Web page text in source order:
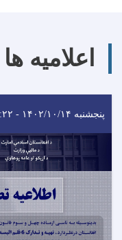
اعلامیه ها
پنجشنبه ۱۴۰۲/۱۰/۱۴ - ۱۰:۲۲